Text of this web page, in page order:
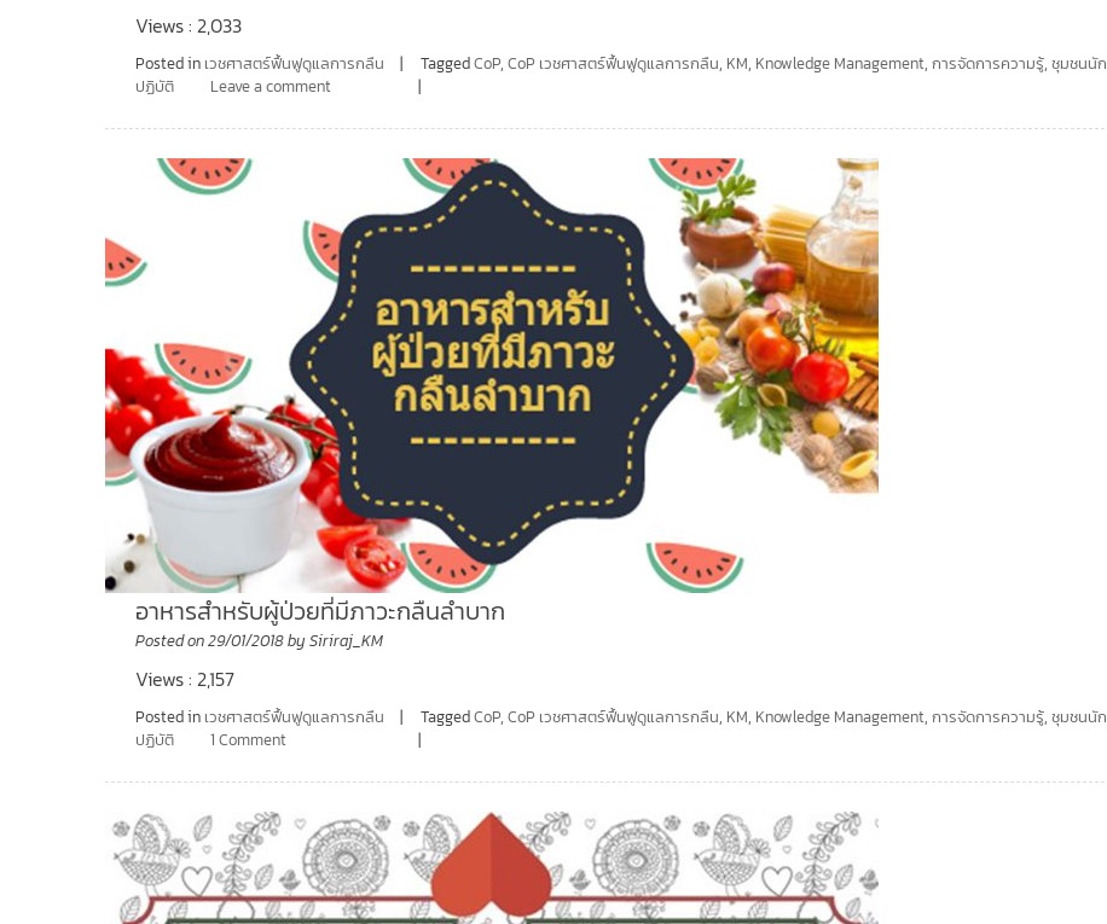
Views : 2,033
Posted in เวชศาสตร์ฟื้นฟูดูแลการกลืน TaggedCoP,CoP เวชศาสตร์ฟื้นฟูดูแลการกลืน, KM, Knowledge Management,การจัดการความรู้,ชุมชนนัก
ปฏิบัติ
Leave a comment
อาหารสำหรับผู้ป่วยที่มีภาวะกลืนลำบาก
Posted on29/01/2018bySiriraj_KM
Views : 2,157
Posted in เวชศาสตร์ฟื้นฟูดูแลการกลืน TaggedCoP,CoP เวชศาสตร์ฟื้นฟูดูแลการกลืน, KM, Knowledge Management,การจัดการความรู้,ชุมชนนัก
ปฏิบัติ
1 Comment